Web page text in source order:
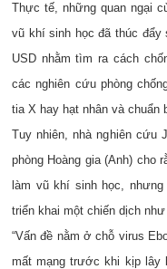
Thực tế, những quan ngại
vũ khí sinh học đã thúc
USD nhằm tìm ra cách
các nghiên cứu phòng
tia X hay hạt nhân và chuẩn
Tuy nhiên, nhà nghiên cứu
phòng Hoàng gia (Anh) cho
làm vũ khí sinh học,
triển khai một chiến dịch như
“Vấn đề nằm ở chỗ virus
mất mạng trước khi kịp lây